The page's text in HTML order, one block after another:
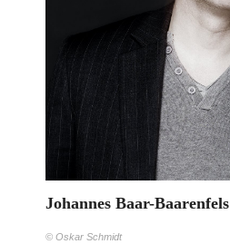
Social Media und Kommunikation
Sport
Media
Johannes Baar-Baarenfels
© Oskar Schmidt